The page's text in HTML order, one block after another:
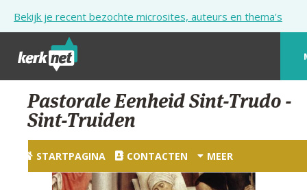
Bekijk je recent bezochte microsites, auteurs en thema's
STARTPAGINA
KERK
VIERINGEN
SHOP
Pastorale Eenheid Sint-Trudo -
Sint-Truiden
STARTPAGINA CONTACTEN MEER